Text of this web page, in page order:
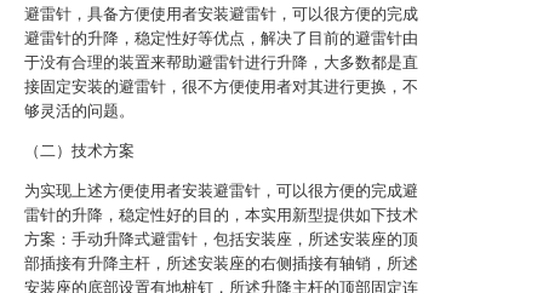
避雷针，具备方便使用者安装避雷针，可以很方便的完成
避雷针的升降，稳定性好等优点，解决了目前的避雷针由
于没有合理的装置来帮助避雷针进行升降，大多数都是直
接固定安装的避雷针，很不方便使用者对其进行更换，不
够灵活的问题。
（二）技术方案
为实现上述方便使用者安装避雷针，可以很方便的完成避
雷针的升降，稳定性好的目的，本实用新型提供如下技术
方案：手动升降式避雷针，包括安装座，所述安装座的顶
部插接有升降主杆，所述安装座的右侧插接有轴销，所述
安装座的底部设置有地桩钉，所述升降主杆的顶部固定连